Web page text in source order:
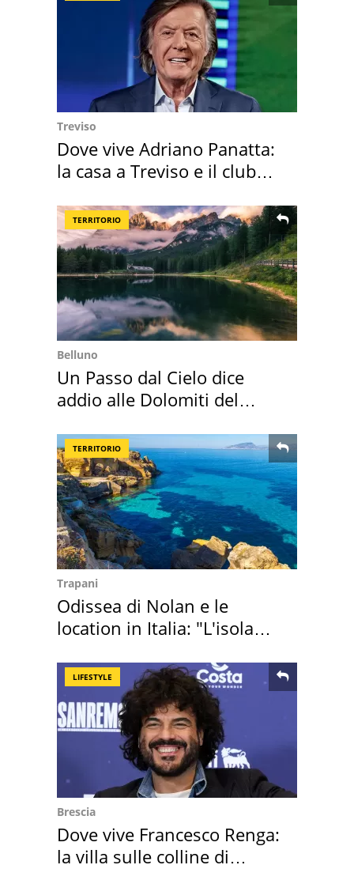
Treviso
Dove vive Adriano Panatta:
la casa a Treviso e il club
TERRITORIO
Belluno
Un Passo dal Cielo dice
addio alle Dolomiti del
TERRITORIO
Trapani
Odissea di Nolan e le
location in Italia: "L'isola
LIFESTYLE
Brescia
Dove vive Francesco Renga:
la villa sulle colline di